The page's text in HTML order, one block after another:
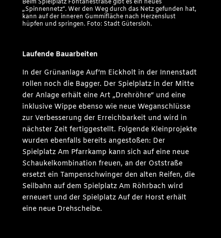
Beim Spielplatz Fontanestraße gibt es ein neues
„Spinnennetz“. Wer den Weg durch das Netz gefunden hat,
kann auf der inneren Gummifläche nach Herzenslust
hüpfen und springen. Foto: Stadt Gütersloh.
Laufende Bauarbeiten
In der Grünanlage Auf’m Eickholt in der Innenstadt
rollen noch die Bagger. Der Spielplatz in der Mitte
der Anlage erhält eine Art „Drehröhre“ und eine
inklusive Wippe ebenso wie neue Weganschlüsse
zur Verbesserung der Erreichbarkeit und wird in
nächster Zeit fertiggestellt. Folgende Kleinprojekte
wurden ebenfalls bereits angestoßen: Der
Spielplatz Am Pfarrkamp kann sich auf eine neue
Schaukelkombination freuen, an der Oststraße
ersetzt ein Tampenschwinger den alten Reifen, die
Seilbahn auf dem Spielplatz Am Röhrbach wird
erneuert und der Spielplatz Auf der Horst erhält
eine neue Drehscheibe.